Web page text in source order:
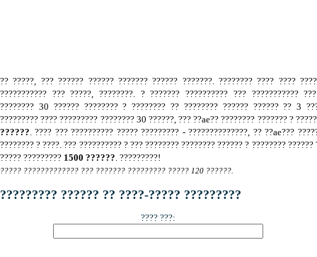
?? ?????, ??? ?????? ?????? ??????? ?????? ???????. ???????? ???? ????
??????????? ??? ?????, ????????. ? ??????? ?????????? ??? ???????????
???????? 30 ?????? ???????? ? ???????? ?? ???????? ?????? ?????? ?? 3
????????? ???? ????????? ???????? 30 ??????, ??? ??ae?? ???????? ??????? ?
??????. ???? ??? ?????????? ????? ????????? - ??????????????, ?? ??ae???
???????? ? ????. ??? ?????????? ? ??? ???????? ???????? ?????? ? ???????? ??????
????? ????????? 1500 ??????. ?????????!
????? ????????????? ??? ??????? ????????? ????? 120 ??????.
????????? ?????? ?? ????-????? ?????????
???? ???: